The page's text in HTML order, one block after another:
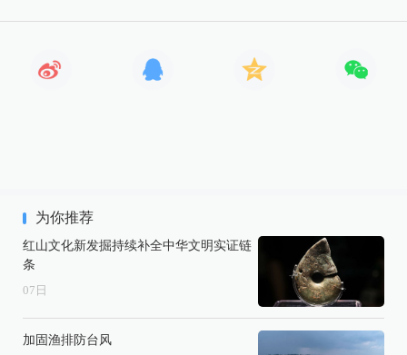
为你推荐
红山文化新发掘持续补全中华文明实证链
条
07 日
加固渔排防台风